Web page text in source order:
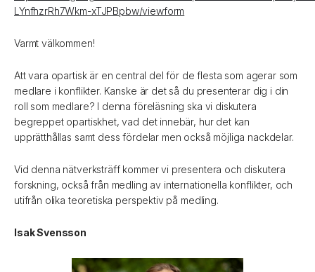
LYnfhzrRh7Wkm-xTJPBpbw/viewform
Varmt välkommen!
Att vara opartisk är en central del för de flesta som agerar som
medlare i konflikter. Kanske är det så du presenterar dig i din
roll som medlare? I denna föreläsning ska vi diskutera
begreppet opartiskhet, vad det innebär, hur det kan
upprätthållas samt dess fördelar men också möjliga nackdelar.
Vid denna nätverksträff kommer vi presentera och diskutera
forskning, också från medling av internationella konflikter, och
utifrån olika teoretiska perspektiv på medling.
Isak Svensson